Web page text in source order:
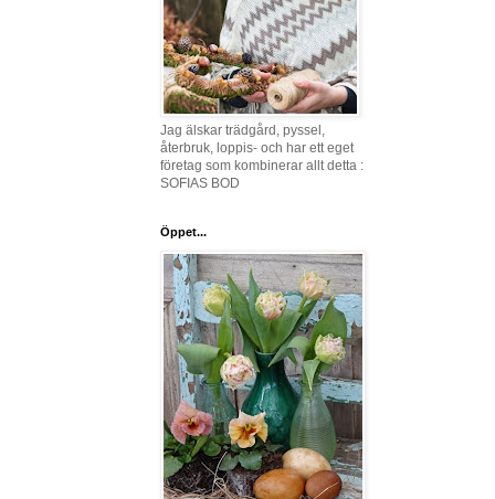
Jag älskar trädgård, pyssel,
återbruk, loppis- och har ett eget
företag som kombinerar allt detta :
SOFIAS BOD
Öppet...